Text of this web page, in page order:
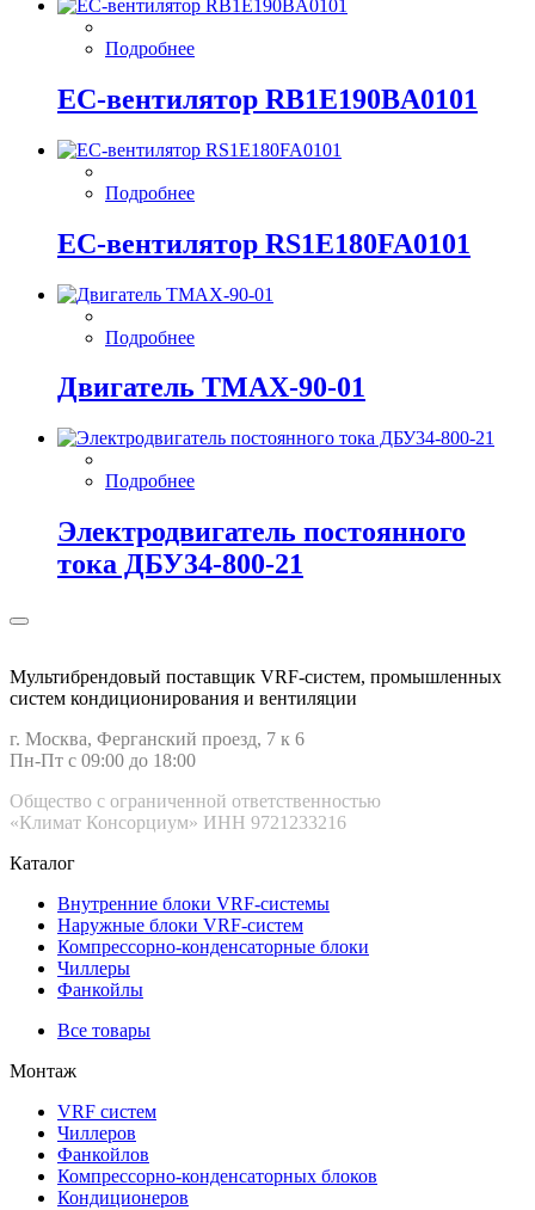
Подробнее
EC-вентилятор RB1E190BA0101
Подробнее
EC-вентилятор RS1E180FA0101
Подробнее
Двигатель ТМАХ-90-01
Подробнее
Электродвигатель постоянного
тока ДБУ34‑800‑21
Мультибрендовый поставщик VRF-cистем, промышленных
систем кондиционирования и вентиляции
г. Москва, Ферганский проезд, 7 к 6
Пн-Пт с 09:00 до 18:00
Общество с ограниченной ответственностью
«Климат Консорциум» ИНН 9721233216
Каталог
Внутренние блоки VRF-cистемы
Наружные блоки VRF-cистем
Компрессорно-конденсаторные блоки
Чиллеры
Фанкойлы
Все товары
Монтаж
VRF систем
Чиллеров
Фанкойлов
Компрессорно-конденсаторных блоков
Кондиционеров